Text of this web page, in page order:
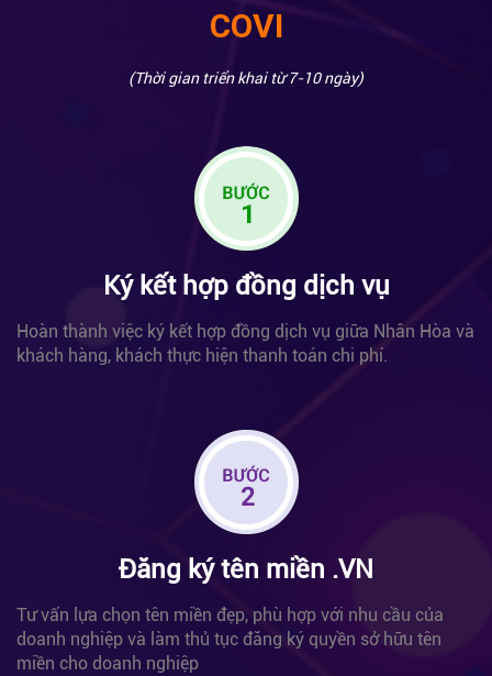
COVI
(Thời gian triển khai từ 7-10 ngày)
Ký kết hợp đồng dịch vụ
Hoàn thành việc ký kết hợp đồng dịch vụ giữa Nhân Hòa và
khách hàng, khách thực hiện thanh toán chi phí.
Đăng ký tên miền .VN
Tư vấn lựa chọn tên miền đẹp, phù hợp với nhu cầu của
doanh nghiệp và làm thủ tục đăng ký quyền sở hữu tên
miền cho doanh nghiệp